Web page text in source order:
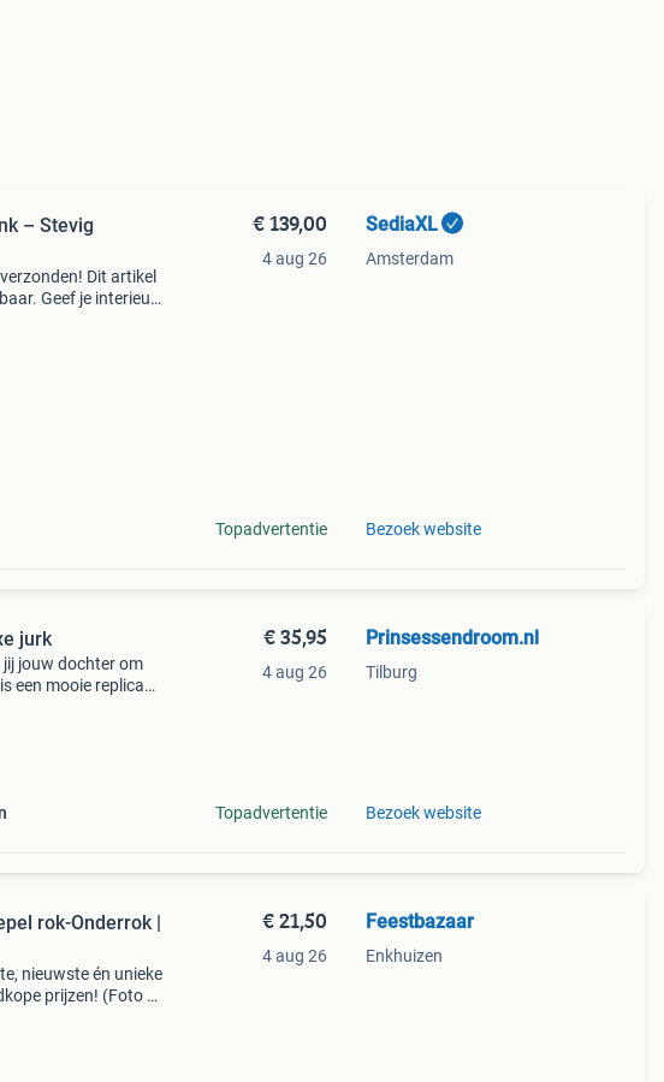
– Stevig
Dit artikel
Geef je interieur,
€ 139,00
4 aug 26
Topadvertentie
SediaXL
Amsterdam
Bezoek website
jurk
jij jouw dochter om
een mooie replica
€ 35,95
4 aug 26
Topadvertentie
Prinsessendroom.nl
Tilburg
Bezoek website
rok-Onderrok |
nieuwste én unieke
prijzen! (Foto 1)
€ 21,50
4 aug 26
Feestbazaar
Enkhuizen